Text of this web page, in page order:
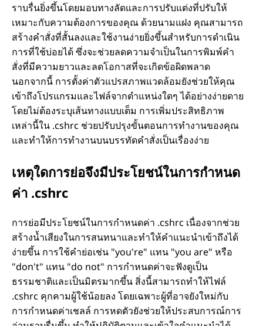
ราบรื่นยิ่งขึ้นโดยมอบทางลัดและการปรับแต่งที่ปรับให้
เหมาะกับความต้องการของคุณ ด้วยนามแฝง คุณสามารถ
สร้างคำสั่งที่สั้นลงและใช้งานง่ายยิ่งขึ้นสำหรับการดำเนิน
การที่ใช้บ่อยได้ ซึ่งจะช่วยลดความจำเป็นในการพิมพ์คำ
สั่งที่มีความยาวและลดโอกาสที่จะเกิดข้อผิดพลาด
นอกจากนี้ การตั้งค่าตัวแปรสภาพแวดล้อมยังช่วยให้คุณ
เข้าถึงโปรแกรมและไฟล์จากตำแหน่งใดๆ ได้อย่างง่ายดาย
โดยไม่ต้องระบุเส้นทางแบบเต็ม การเพิ่มประสิทธิภาพ
เหล่านี้ใน .cshrc ช่วยปรับปรุงขั้นตอนการทำงานของคุณ
และทำให้การทำงานบนบรรทัดคำสั่งเป็นเรื่องง่าย
เหตุใดการย่อจึงมีประโยชน์ในการกำหนด
ค่า .cshrc
การย่อมีประโยชน์ในการกำหนดค่า .cshrc เนื่องจากช่วย
สร้างน้ำเสียงในการสนทนาและทำให้คำแนะนำเข้าถึงได้
ง่ายขึ้น การใช้คำย่อเช่น "you're" แทน "you are" หรือ
"don't" แทน "do not" การกำหนดค่าจะฟังดูเป็น
ธรรมชาติและเป็นมิตรมากขึ้น สิ่งนี้สามารถทำให้ไฟล์
.cshrc คุกคามผู้ใช้น้อยลง โดยเฉพาะผู้ที่อาจยังใหม่กับ
การกำหนดค่าเชลล์ การหดตัวยังช่วยให้ประสบการณ์การ